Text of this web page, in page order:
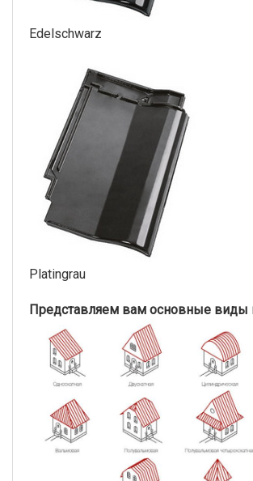
Edelschwarz
Platingrau
Представляем вам основные виды